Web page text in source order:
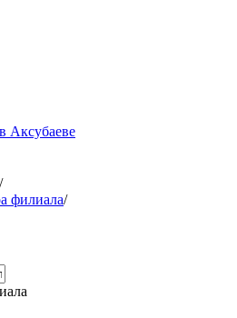
Аксубаеве
/
филиала/